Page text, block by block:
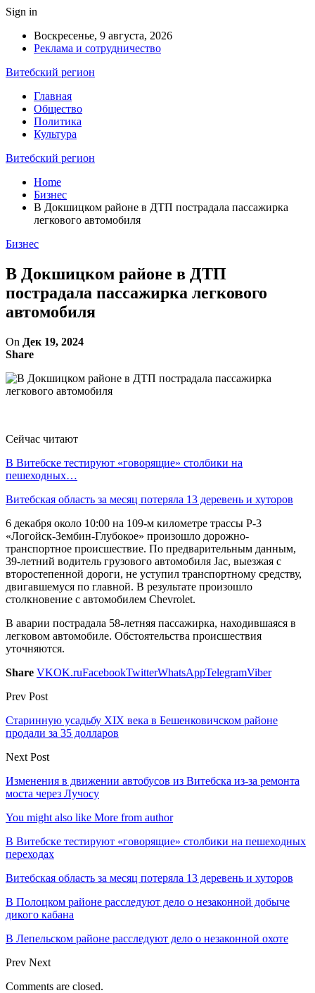
Sign in
Воскресенье, 9 августа, 2026
Реклама и сотрудничество
Витебский регион
Главная
Общество
Политика
Культура
Витебский регион
Home
Бизнес
В Докшицком районе в ДТП пострадала пассажирка
легкового автомобиля
Бизнес
В Докшицком районе в ДТП
пострадала пассажирка легкового
автомобиля
On Дек 19, 2024
Share
Сейчас читают
В Витебске тестируют «говорящие» столбики на
пешеходных…
Витебская область за месяц потеряла 13 деревень и хуторов
6 декабря около 10:00 на 109-м километре трассы Р-3
«Логойск-Зембин-Глубокое» произошло дорожно-
транспортное происшествие. По предварительным данным,
39-летний водитель грузового автомобиля Jac, выезжая с
второстепенной дороги, не уступил транспортному средству,
двигавшемуся по главной. В результате произошло
столкновение с автомобилем Chevrolet.
В аварии пострадала 58-летняя пассажирка, находившаяся в
легковом автомобиле. Обстоятельства происшествия
уточняются.
Share VKOK.ruFacebookTwitterWhatsAppTelegramViber
Prev Post
Старинную усадьбу XIX века в Бешенковичском районе
продали за 35 долларов
Next Post
Изменения в движении автобусов из Витебска из-за ремонта
моста через Лучосу
You might also like More from author
В Витебске тестируют «говорящие» столбики на пешеходных
переходах
Витебская область за месяц потеряла 13 деревень и хуторов
В Полоцком районе расследуют дело о незаконной добыче
дикого кабана
В Лепельском районе расследуют дело о незаконной охоте
Prev Next
Comments are closed.